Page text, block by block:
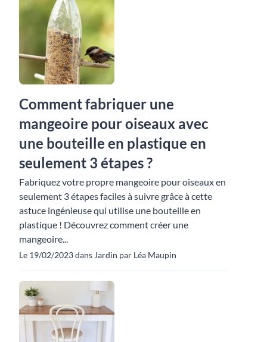
Comment fabriquer une
mangeoire pour oiseaux avec
une bouteille en plastique en
seulement 3 étapes ?
Fabriquez votre propre mangeoire pour oiseaux en
seulement 3 étapes faciles à suivre grâce à cette
astuce ingénieuse qui utilise une bouteille en
plastique ! Découvrez comment créer une
mangeoire...
Le 19/02/2023 dans Jardin par Léa Maupin